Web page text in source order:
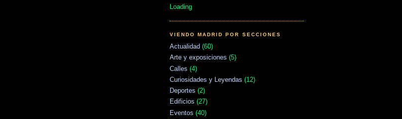
Loading
VIENDO MADRID POR SECCIONES
Actualidad (60)
Arte y exposiciones (5)
Calles (4)
Curiosidades y Leyendas (12)
Deportes (2)
Edificios (27)
Eventos (40)